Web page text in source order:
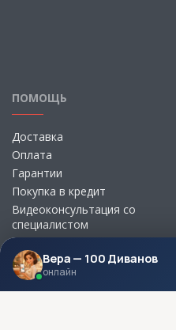
ПОМОЩЬ
Доставка
Оплата
Гарантии
Покупка в кредит
Видеоконсультация со
специалистом
Выбор ткани для мебели без
визита в магазин
МЫ В СОЦСЕТЯХ
Вера — 100 Диванов
онлайн